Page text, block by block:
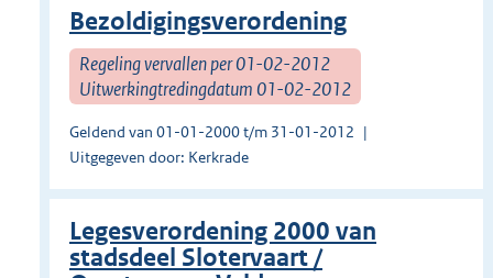
Bezoldigingsverordening
Regeling vervallen per 01-02-2012
Uitwerkingtredingdatum 01-02-2012
Geldend van 01-01-2000 t/m 31-01-2012
Uitgegeven door: Kerkrade
Legesverordening 2000 van
stadsdeel Slotervaart /